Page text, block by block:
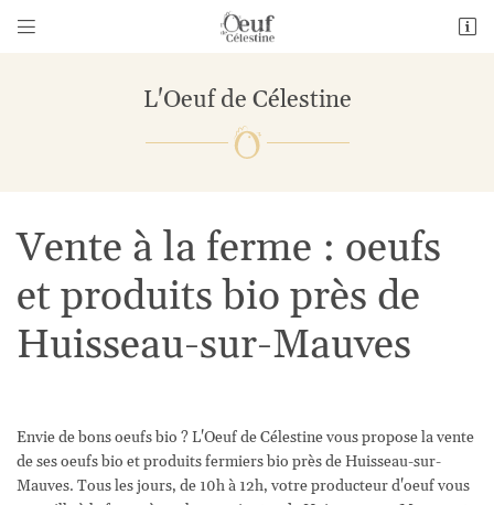


 Adresse email de réception
Inscription
L'Oeuf de Célestine
Vente à la ferme : oeufs
et produits bio près de
Huisseau-sur-Mauves
Envie de bons oeufs bio ? L'Oeuf de Célestine vous propose la vente
de ses oeufs bio et produits fermiers bio près de Huisseau-sur-
Mauves. Tous les jours, de 10h à 12h, votre producteur d'oeuf vous